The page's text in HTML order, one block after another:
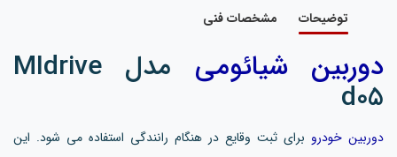
توضیحات مشخصات فنی
دوربین شیائومی مدل MIdrive
d05
دوربین خودرو برای ثبت وقایع در هنگام رانندگی استفاده می شود. این